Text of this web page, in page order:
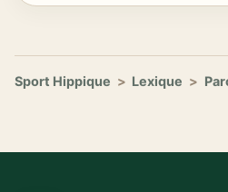
Sport Hippique > Lexique >